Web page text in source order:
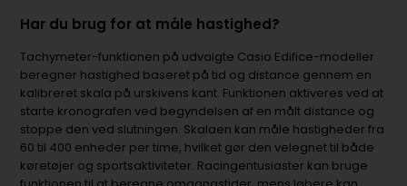
Har du brug for at måle hastighed?
Tachymeter-funktionen på udvalgte Casio Edifice-modeller
beregner hastighed baseret på tid og distance gennem en
kalibreret skala på urskivens kant. Funktionen aktiveres ved at
starte kronografen ved begyndelsen af en målt distance og
stoppe den ved slutningen. Skalaen kan måle hastigheder fra
60 til 400 enheder per time, hvilket gør den velegnet til både
køretøjer og sportsaktiviteter. Racingentusiaster kan bruge